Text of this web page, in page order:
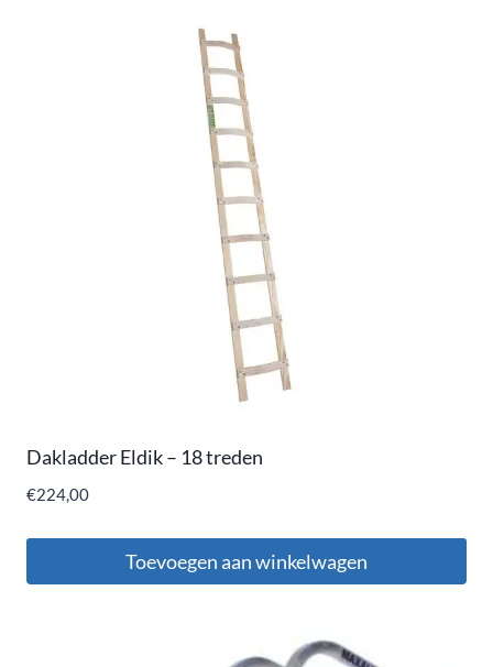
Dakladder Eldik – 18 treden
€224,00
Toevoegen aan winkelwagen